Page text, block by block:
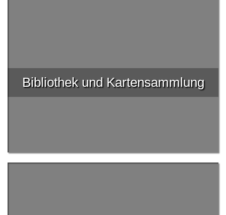
Bibliothek und Kartensammlung